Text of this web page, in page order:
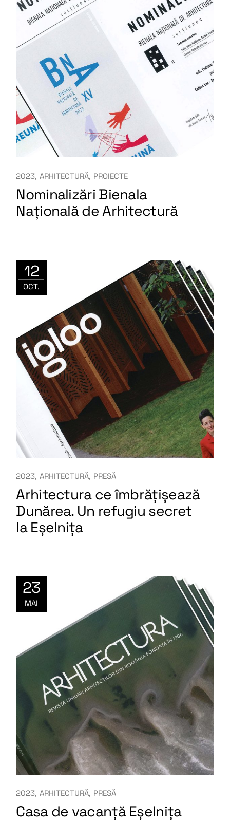
2023 ARHITECTURĂ PROIECTE
Nominalizări Bienala
Națională de Arhitectură
12
OCT.
2023 ARHITECTURĂ PRESĂ
Arhitectura ce îmbrățișează
Dunărea. Un refugiu secret
la Eșelnița
23
MAI
2023 ARHITECTURĂ PRESĂ
Casa de vacanță Eșelnița